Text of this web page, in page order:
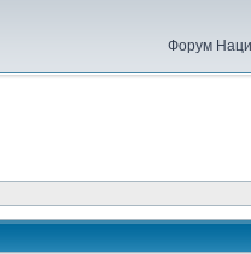
Форум